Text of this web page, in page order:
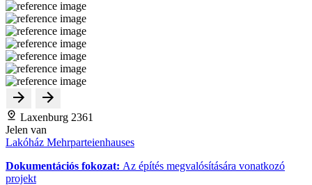
Laxenburg 2361
Jelen van
Lakóház Mehrparteienhauses
Dokumentációs fokozat: Az építés megvalósítására vonatkozó
projekt